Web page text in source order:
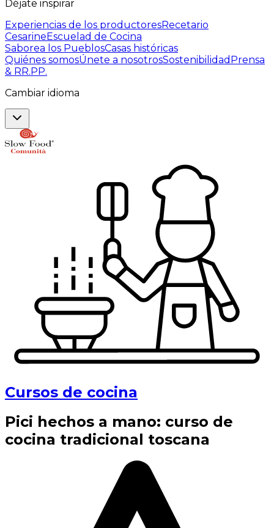
Déjate inspirar
Experiencias de los productoresRecetario
CesarineEscuelad de Cocina
Saborea los PueblosCasas históricas
Quiénes somosÚnete a nosotrosSostenibilidad Prensa
& RR.PP.
Cambiar idioma
Cursos de cocina
Pici hechos a mano: curso de
cocina tradicional toscana